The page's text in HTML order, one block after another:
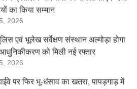
का किया सम्मान
2026
एवं भूलेख सर्वेक्षण संस्थान अल्मोड़ा होगा
को मिली नई रफ्तार
2026
पर फिर भू-धंसाव का खतरा, पापड़गाड़ में